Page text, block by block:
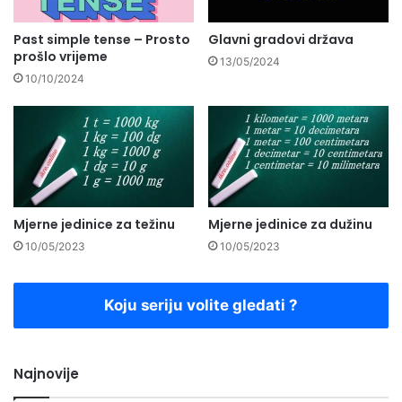
Past simple tense – Prosto
prošlo vrijeme
10/10/2024
Glavni gradovi država
13/05/2024
Mjerne jedinice za težinu
10/05/2023
Mjerne jedinice za dužinu
10/05/2023
Koju seriju volite gledati ?
Najnovije